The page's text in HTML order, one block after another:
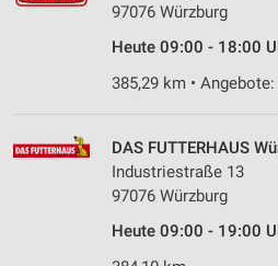
97076 Würzburg
Heute 09:00 - 18:00
385,29 km •
DAS FUTTERHAUS
Industriestraße 13
97076 Würzburg
Heute 09:00 - 19:00